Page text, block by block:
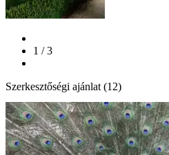
1 / 3
Szerkesztőségi ajánlat (12)